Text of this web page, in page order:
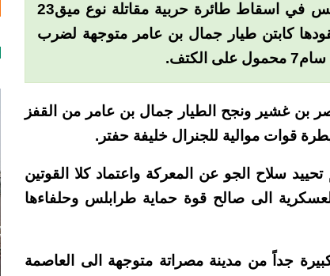
نجحت فرق الدفاع الجوي في العاصمة الليبية طرابلس في اسقاط طائرة حربية مقاتلة نوع ميق23
كابتن طيار جمال بن عامر متوجهة لضرب
بن غشير ونجح الطيار جمال بن عامر من القفز
قوات موالية للجنرال خليفة حفتر.
سلاح الجو عن المعركة واعتماد كلا القوتين
الى صالح قوة حماية طرابلس وحلفاءها
جداً من مدينة مصراتة متوجهة الى العاصمة